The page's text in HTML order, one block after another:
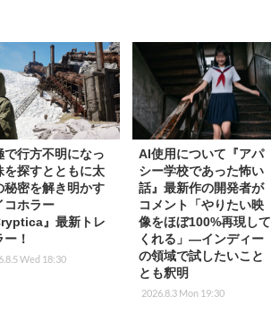
で行方不明になっ
を探すとともに太
秘密を解き明かす
コホラー
』最新トレ
ー！
Wed 18:30
AI使用について『アパ
シー学校であった怖い
話』最新作の開発者が
コメント「やりたい映
像をほぼ100%再現して
くれる」―インディー
の領域で試したいこと
とも釈明
2026.8.3 Mon 19:30